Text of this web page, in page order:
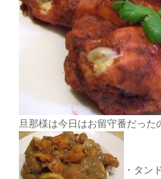
旦那様は今日はお留守番だった
・タン